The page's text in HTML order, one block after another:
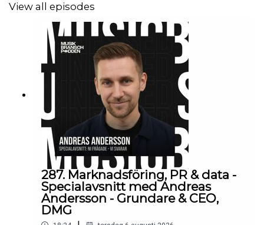
View all episodes
287. Marknadsföring, PR & data -
Specialavsnitt med Andreas
Andersson - Grundare & CEO,
DMG